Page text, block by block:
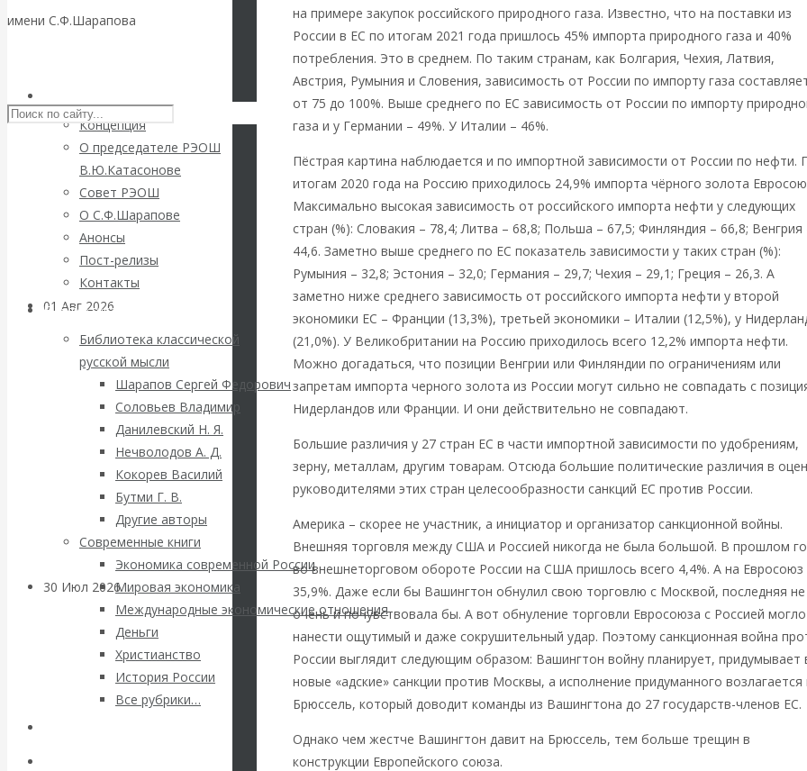
имени С.Ф.Шарапова
Концепция
О председателе РЭОШ
В.Ю.Катасонове
Совет РЭОШ
О С.Ф.Шарапове
Анонсы
Пост-релизы
Контакты
Библиотека
Библиотека классической
русской мысли
Шарапов Сергей Федорович
Соловьев Владимир
Данилевский Н. Я.
Нечволодов А. Д.
Кокорев Василий
Бутми Г. В.
Другие авторы
Современные книги
Экономика современной России
Мировая экономика
Международные экономические отношения
Деньги
Христианство
История России
Все рубрики…
Валентин
раз на тему
блокировки
банковских
счетов
01 Авг 2026
ВАлентин
Катасонов.
Саммит НАТО в
Турции: Drang
nach Osten
30 Июл 2026Банки
Валентин
Катасонов. Кто
на примере закупок российского природного газа. Известно, что на поставки из
России в ЕС по итогам 2021 года пришлось 45% импорта природного газа и 40%
потребления. Это в среднем. По таким странам, как Болгария, Чехия, Латвия,
Австрия, Румыния и Словения, зависимость от России по импорту газа
от 75 до 100%. Выше среднего по ЕС зависимость от России по импорту
газа и у Германии – 49%. У Италии – 46%.
Пёстрая картина наблюдается и по импортной зависимости от России по нефти.
итогам 2020 года на Россию приходилось 24,9% импорта чёрного золота
Максимально высокая зависимость от российского импорта нефти у следующих
стран (%): Словакия – 78,4; Литва – 68,8; Польша – 67,5; Финляндия – 66,8; Венгрия
44,6. Заметно выше среднего по ЕС показатель зависимости у таких стран (%):
Румыния – 32,8; Эстония – 32,0; Германия – 29,7; Чехия – 29,1; Греция – 26,3. А
заметно ниже среднего зависимость от российского импорта нефти у второй
экономики ЕС – Франции (13,3%), третьей экономики – Италии (12,5%), у
(21,0%). У Великобритании на Россию приходилось всего 12,2% импорта нефти.
Можно догадаться, что позиции Венгрии или Финляндии по ограничениям или
запретам импорта черного золота из России могут сильно не совпадать с
Нидерландов или Франции. И они действительно не совпадают.
Большие различия у 27 стран ЕС в части импортной зависимости по удобрениям,
зерну, металлам, другим товарам. Отсюда большие политические различия в
руководителями этих стран целесообразности санкций ЕС против России.
Америка – скорее не участник, а инициатор и организатор санкционной войны.
Внешняя торговля между США и Россией никогда не была большой. В прошлом
во внешнеторговом обороте России на США пришлось всего 4,4%. А на Евросоюз
35,9%. Даже если бы Вашингтон обнулил свою торговлю с Москвой, последняя не
очень и почувствовала бы. А вот обнуление торговли Евросоюза с Россией
нанести ощутимый и даже сокрушительный удар. Поэтому санкционная война
России выглядит следующим образом: Вашингтон войну планирует, придумывает
новые «адские» санкции против Москвы, а исполнение придуманного возлагается
Брюссель, который доводит команды из Вашингтона до 27 государств-членов ЕС.
Однако чем жестче Вашингтон давит на Брюссель, тем больше трещин в
конструкции Европейского союза.